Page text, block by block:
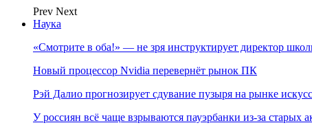
Prev Next
Наука
«Смотрите в оба!» — не зря инструктирует директор
Новый процессор Nvidia перевернёт рынок ПК
Рэй Далио прогнозирует сдувание пузыря на рынке
У россиян всё чаще взрываются пауэрбанки из-за старых